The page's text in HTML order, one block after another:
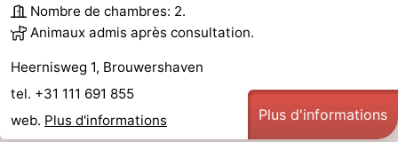
Brouwershaven
-
Zierikzee
-
Nature
Nombre de chambres: 2.
Animaux admis après consultation.
Heernisweg 1, Brouwershaven
tel. +31 111 691 855
web. Plus d'informations Plus d'informations